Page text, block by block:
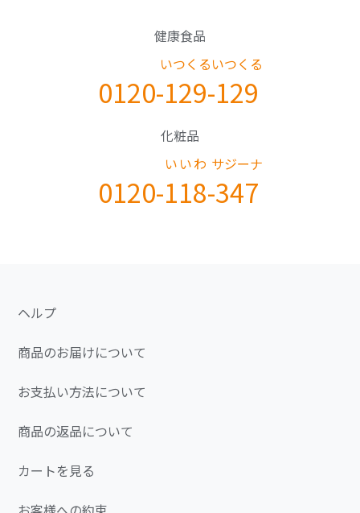
健康食品
0120-129
いつくる
-129
いつくる
化粧品
0120-118
いいわ
-347
サジーナ
ヘルプ
商品のお届けについて
お支払い方法について
商品の返品について
カートを見る